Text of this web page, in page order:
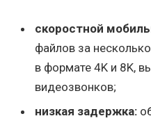
скоростной
файлов за
в формате 4K и 8K,
видеозвонков;
низкая задержка: